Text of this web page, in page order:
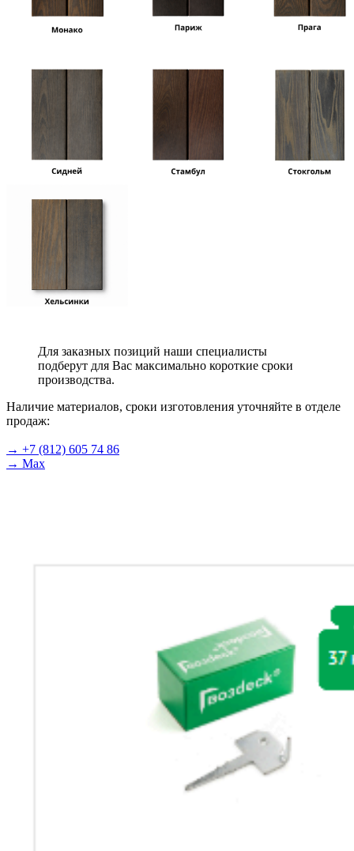
Для заказных позиций наши специалисты
подберут для Вас максимально короткие сроки
производства.
Наличие материалов, сроки изготовления уточняйте в отделе
продаж:
→ +7 (812) 605 74 86
→ Max